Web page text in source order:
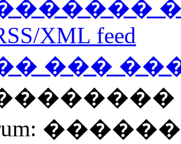
XML feed
���